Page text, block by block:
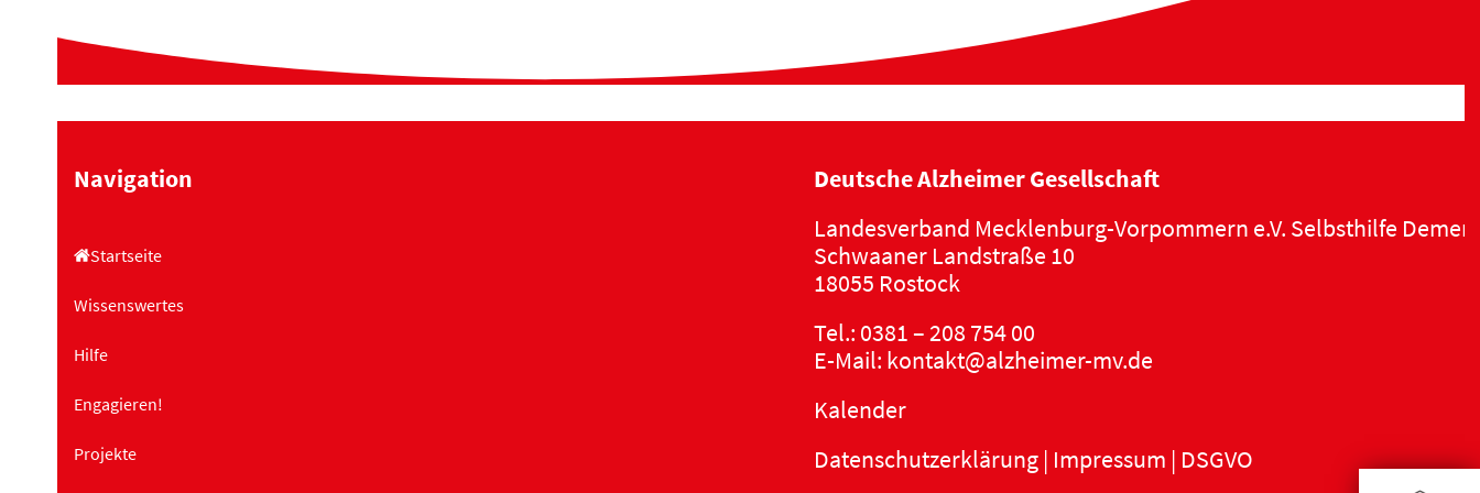
Navigation
Startseite
Wissenswertes
Hilfe
Engagieren!
Projekte
Deutsche Alzheimer Gesellschaft
Landesverband Mecklenburg-Vorpommern e.V. Selbsthilfe
Schwaaner Landstraße 10
18055 Rostock
Tel.: 0381 – 208 754 00
E-Mail: kontakt@alzheimer-mv.de
Kalender
Datenschutzerklärung | Impressum | DSGVO